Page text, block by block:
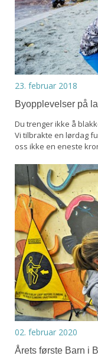
23. februar 2018
Byopplevelser på
Du trenger ikke å
Vi tilbrakte en lørdag
oss ikke en eneste
02. februar 2020
Årets første Barn i